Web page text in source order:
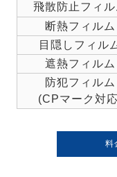
飛散防止フィル
断熱フィルム
目隠しフィル
遮熱フィルム
防犯フィルム
(CPマーク対
料